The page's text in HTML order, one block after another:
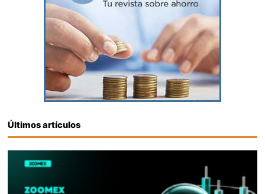
Últimos artículos